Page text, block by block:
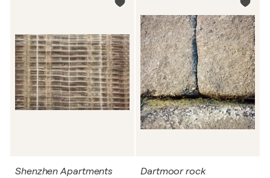
Shenzhen Apartments Dartmoor rock